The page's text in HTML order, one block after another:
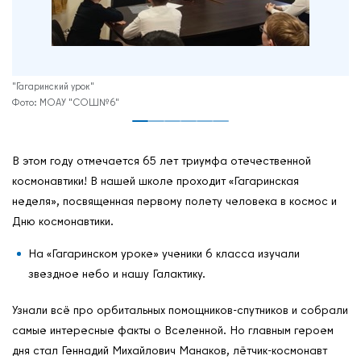
"Гагаринский урок"
МОАУ "СОШ№6"
В этом году отмечается 65 лет триумфа отечественной
космонавтики! В нашей школе проходит «Гагаринская
неделя», посвященная первому полету человека в космос и
Дню космонавтики.
На «Гагаринском уроке» ученики 6 класса изучали
звездное небо и нашу Галактику.
Узнали всё про орбитальных помощников-спутников и собрали
самые интересные факты о Вселенной. Но главным героем
дня стал Геннадий Михайлович Манаков, лётчик-космонавт